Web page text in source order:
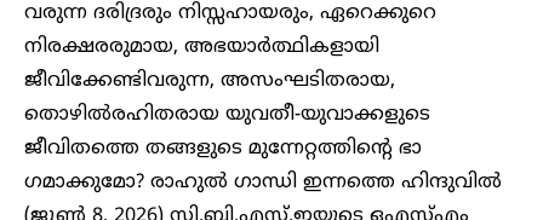
വരുന്ന ​ദരിദ്രരും നിസ്സഹായരും, ഏറെക്കുറെ
നിരക്ഷരരുമായ, അഭയാർത്ഥികളായി
ജീവിക്കേണ്ടിവരുന്ന, അസംഘടിതരായ,
തൊഴിൽരഹിതരായ യുവതീ-യുവാക്കളുടെ
ജീവിതത്തെ തങ്ങളുടെ മുന്നേറ്റത്തിന്റെ ഭാ​
ഗമാക്കുമോ? രാഹുൽ ഗാന്ധി ഇന്നത്തെ ഹിന്ദുവിൽ